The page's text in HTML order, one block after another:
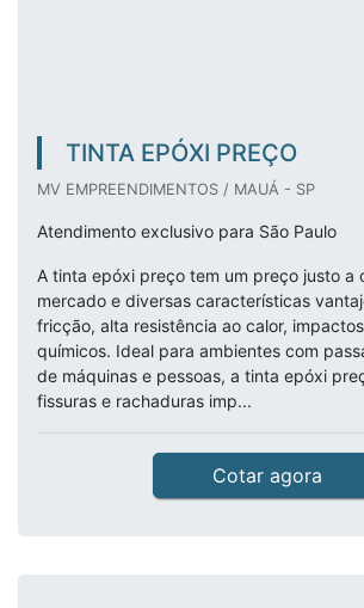
TINTA EPÓXI PREÇO
MV EMPREENDIMENTOS / MAUÁ - SP
Atendimento exclusivo para São Paulo
A tinta epóxi preço tem um preço justo a
mercado e diversas características
fricção, alta resistência ao calor,
químicos. Ideal para ambientes com
de máquinas e pessoas, a tinta epóxi
fissuras e rachaduras imp...
Cotar agora